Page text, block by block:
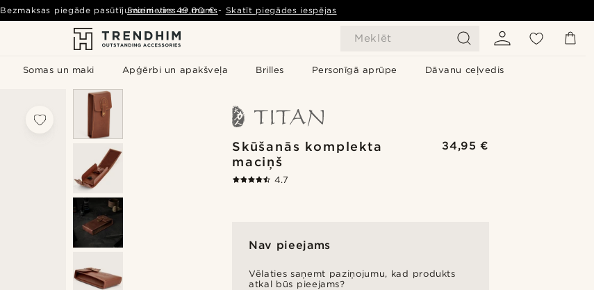
Meklēt
Somas un maki Apģērbi un apakšveļa Brilles Personīgā aprūpe Dāvanu ceļvedis
Bezmaksas piegāde pasūtījumiem virs49,00 € - Skatīt piegādes iespējas
Sazinieties ar mums
Skūšanās komplekta
maciņš
34,95 €
4.7
Nav pieejams
Vēlaties saņemt paziņojumu, kad produkts
atkal būs pieejams?